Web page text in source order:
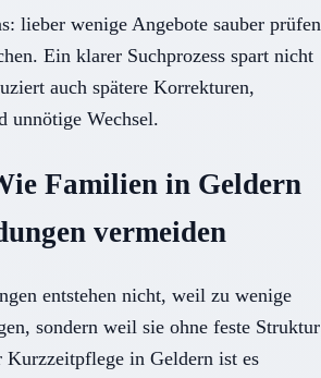
lieber wenige Angebote sauber prüfen
Ein klarer Suchprozess spart nicht
auch spätere Korrekturen,
unnötige Wechsel.
Familien in Geldern
vermeiden
entstehen nicht, weil zu wenige
sondern weil sie ohne feste Struktur
Kurzzeitpflege in Geldern ist es